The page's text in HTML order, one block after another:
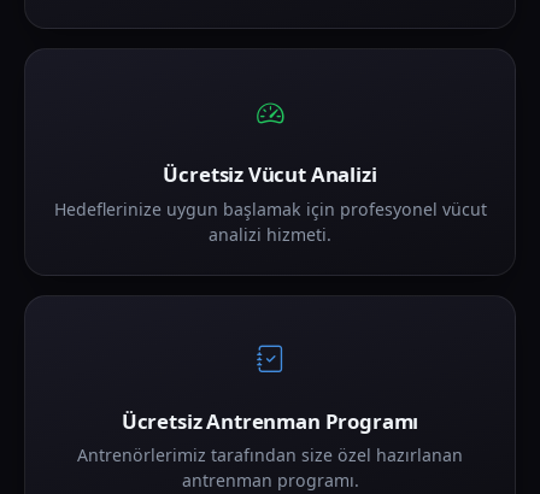
Ücretsiz Vücut Analizi
Hedeflerinize uygun başlamak için profesyonel vücut
analizi hizmeti.
Ücretsiz Antrenman Programı
Antrenörlerimiz tarafından size özel hazırlanan
antrenman programı.